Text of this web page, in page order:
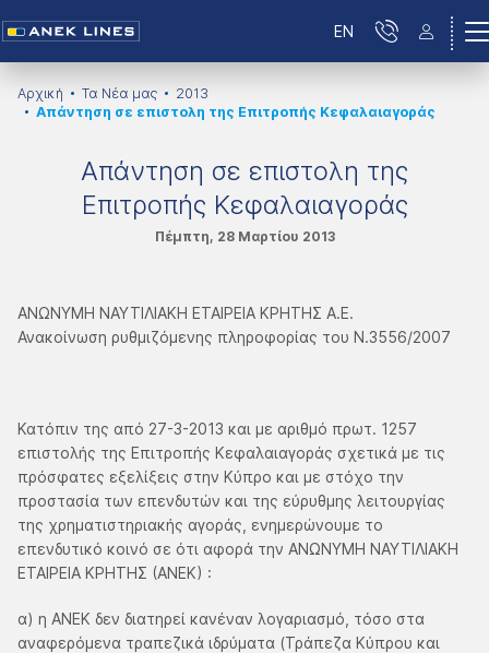
EN
Αρχική Τα Νέα μας
2013
Απάντηση σε επιστολη της Επιτροπής Κεφαλαιαγοράς
Απάντηση σε επιστολη της
Επιτροπής Κεφαλαιαγοράς
Πέμπτη, 28 Μαρτίου 2013
ΑΝΩΝΥΜΗ ΝΑΥΤΙΛΙΑΚΗ ΕΤΑΙΡΕΙΑ ΚΡΗΤΗΣ Α.Ε.
Ανακοίνωση ρυθμιζόμενης πληροφορίας του Ν.3556/2007
Κατόπιν της από 27-3-2013 και με αριθμό πρωτ. 1257
επιστολής της Επιτροπής Κεφαλαιαγοράς σχετικά με τις
πρόσφατες εξελίξεις στην Κύπρο και με στόχο την
προστασία των επενδυτών και της εύρυθμης λειτουργίας
της χρηματιστηριακής αγοράς, ενημερώνουμε το
επενδυτικό κοινό σε ότι αφορά την ΑΝΩΝΥΜΗ ΝΑΥΤΙΛΙΑΚΗ
ΕΤΑΙΡΕΙΑ ΚΡΗΤΗΣ (ΑΝΕΚ) :
α) η ΑΝΕΚ δεν διατηρεί κανέναν λογαριασμό, τόσο στα
αναφερόμενα τραπεζικά ιδρύματα (Τράπεζα Κύπρου και